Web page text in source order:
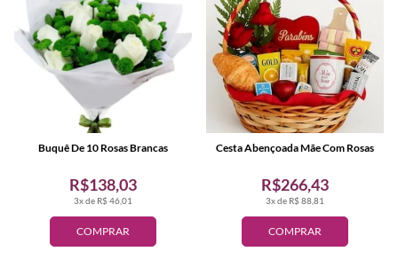
COMPRAR
3x de R$ 46,01
R$138,03
Buquê De 10 Rosas Brancas
COMPRAR
3x de R$ 88,81
R$266,43
Cesta Abençoada Mãe Com Rosas